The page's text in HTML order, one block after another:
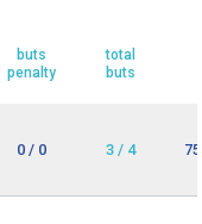
buts
penalty
total
buts
0 / 0 3 / 4